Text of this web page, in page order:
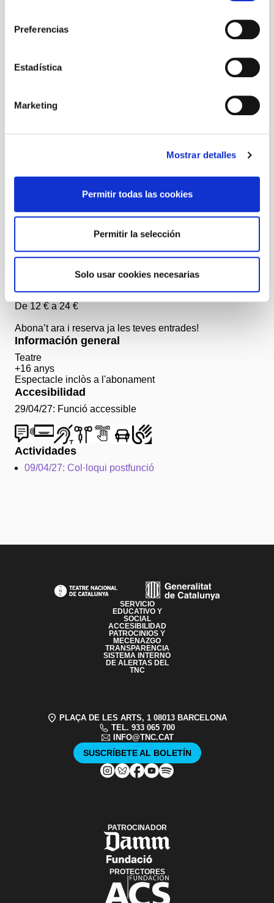
Preferencias
Estadística
Marketing
Mostrar detalles
Permitir todas las cookies
Permitir la selección
Solo usar cookies necesarias
Ivor Martinić
Traducció
Giralt, Josep Julien, Joan Marmaneu
Precios
De 12 € a 24 €
Abona’t ara i reserva ja les teves entrades!
Información general
Teatre
+16 anys
Espectacle inclòs a l'abonament
Accesibilidad
29/04/27: Funció accessible
Actividades
09/04/27: Col·loqui postfunció
SERVICIO
EDUCATIVO Y
SOCIAL
ACCESIBILIDAD
PATROCINIOS Y
MECENAZGO
TRANSPARENCIA
SISTEMA INTERNO
DE ALERTAS DEL
TNC
PLAÇA DE LES ARTS, 1 08013 BARCELONA
TEL. 933 065 700
INFO@TNC.CAT
SUSCRÍBETE AL BOLETÍN
PATROCINADOR
PROTECTORES